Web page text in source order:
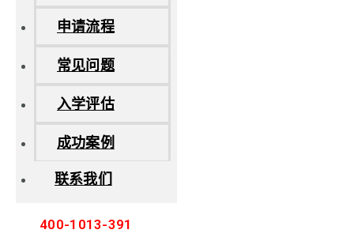
申请流程
常见问题
入学评估
成功案例
联系我们
400-1013-391